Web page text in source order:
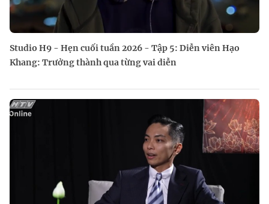
Studio H9 - Hẹn cuối tuần 2026 - Tập 5: Diễn viên Hạo
Khang: Trưởng thành qua từng vai diễn